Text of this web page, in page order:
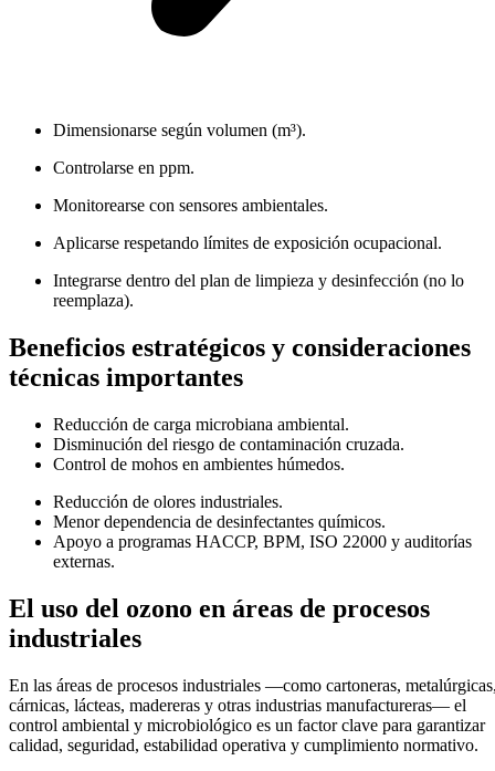
Dimensionarse según volumen (m³).
Controlarse en ppm.
Monitorearse con sensores ambientales.
Aplicarse respetando límites de exposición ocupacional.
Integrarse dentro del plan de limpieza y desinfección (no lo
reemplaza).
Beneficios estratégicos y consideraciones
técnicas importantes
Reducción de carga microbiana ambiental.
Disminución del riesgo de contaminación cruzada.
Control de mohos en ambientes húmedos.
Reducción de olores industriales.
Menor dependencia de desinfectantes químicos.
Apoyo a programas HACCP, BPM, ISO 22000 y auditorías
externas.
El uso del ozono en áreas de procesos
industriales
En las áreas de procesos industriales —como cartoneras,
cárnicas, lácteas, madereras y otras industrias manufactureras— el
control ambiental y microbiológico es un factor clave para garantizar
calidad, seguridad, estabilidad operativa y cumplimiento normativo.